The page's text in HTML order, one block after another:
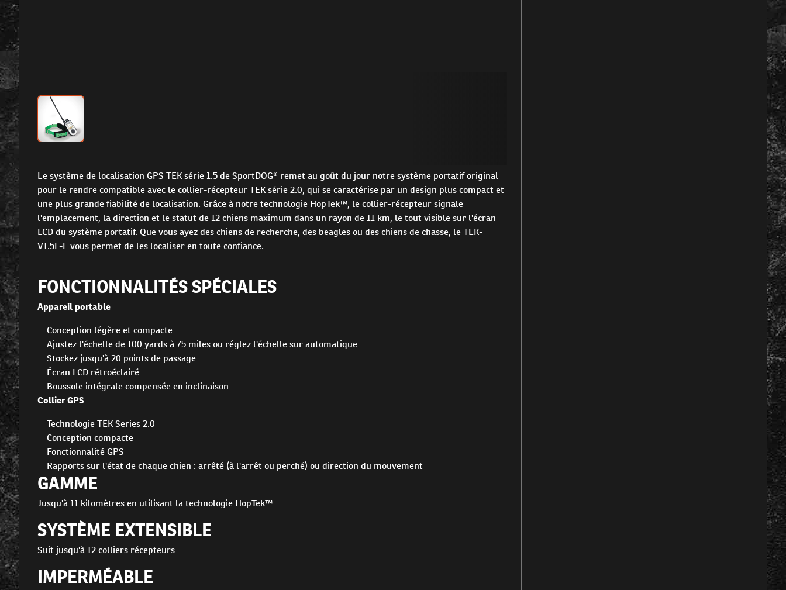
Le système de localisation GPS TEK série 1.5 de SportDOG® remet au goût du jour notre système portatif original
pour le rendre compatible avec le collier-récepteur TEK série 2.0, qui se caractérise par un design plus compact et
une plus grande fiabilité de localisation. Grâce à notre technologie HopTek™, le collier-récepteur signale
l'emplacement, la direction et le statut de 12 chiens maximum dans un rayon de 11 km, le tout visible sur l'écran
LCD du système portatif. Que vous ayez des chiens de recherche, des beagles ou des chiens de chasse, le TEK-
V1.5L-E vous permet de les localiser en toute confiance.
FONCTIONNALITÉS SPÉCIALES
Appareil portable
Conception légère et compacte
Ajustez l'échelle de 100 yards à 75 miles ou réglez l'échelle sur automatique
Stockez jusqu'à 20 points de passage
Écran LCD rétroéclairé
Boussole intégrale compensée en inclinaison
Collier GPS
Technologie TEK Series 2.0
Conception compacte
Fonctionnalité GPS
Rapports sur l'état de chaque chien : arrêté (à l'arrêt ou perché) ou direction du mouvement
GAMME
Jusqu'à 11 kilomètres en utilisant la technologie HopTek™
SYSTÈME EXTENSIBLE
Suit jusqu'à 12 colliers récepteurs
IMPERMÉABLE